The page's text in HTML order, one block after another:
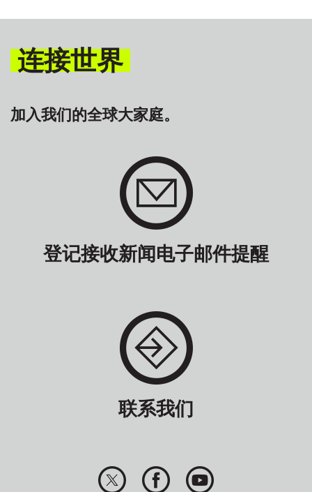
连接世界
加入我们的全球大家庭。
登记接收新闻电子邮件提醒
联系我们